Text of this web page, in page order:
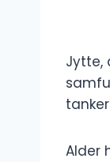
Jytte,
Alder